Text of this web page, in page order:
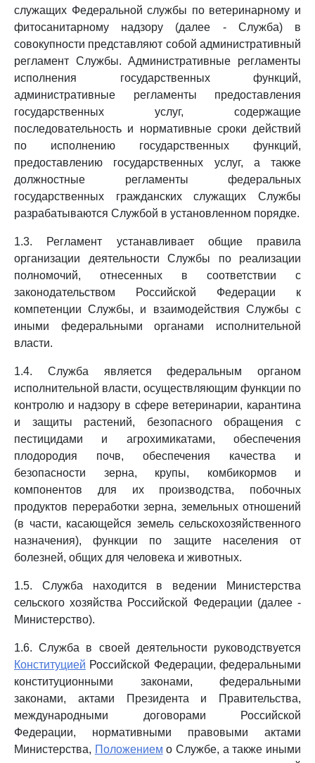
служащих Федеральной службы по ветеринарному и
фитосанитарному надзору (далее - Служба) в
совокупности представляют собой административный
регламент Службы. Административные регламенты
исполнения государственных функций,
административные регламенты предоставления
государственных услуг, содержащие
последовательность и нормативные сроки действий
по исполнению государственных функций,
предоставлению государственных услуг, а также
должностные регламенты федеральных
государственных гражданских служащих Службы
разрабатываются Службой в установленном порядке.
1.3. Регламент устанавливает общие правила
организации деятельности Службы по реализации
полномочий, отнесенных в соответствии с
законодательством Российской Федерации к
компетенции Службы, и взаимодействия Службы с
иными федеральными органами исполнительной
власти.
1.4. Служба является федеральным органом
исполнительной власти, осуществляющим функции по
контролю и надзору в сфере ветеринарии, карантина
и защиты растений, безопасного обращения с
пестицидами и агрохимикатами, обеспечения
плодородия почв, обеспечения качества и
безопасности зерна, крупы, комбикормов и
компонентов для их производства, побочных
продуктов переработки зерна, земельных отношений
(в части, касающейся земель сельскохозяйственного
назначения), функции по защите населения от
болезней, общих для человека и животных.
1.5. Служба находится в ведении Министерства
сельского хозяйства Российской Федерации (далее -
Министерство).
1.6. Служба в своей деятельности руководствуется
Конституцией Российской Федерации, федеральными
конституционными законами, федеральными
законами, актами Президента и Правительства,
международными договорами Российской
Федерации, нормативными правовыми актами
Министерства, Положением о Службе, а также иными